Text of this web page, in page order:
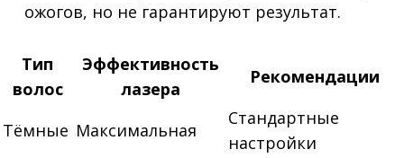
ожогов, но не гарантируют результат.
Тип
волос
Эффективность
лазера
Рекомендации
Тёмные Максимальная
Стандартные
настройки